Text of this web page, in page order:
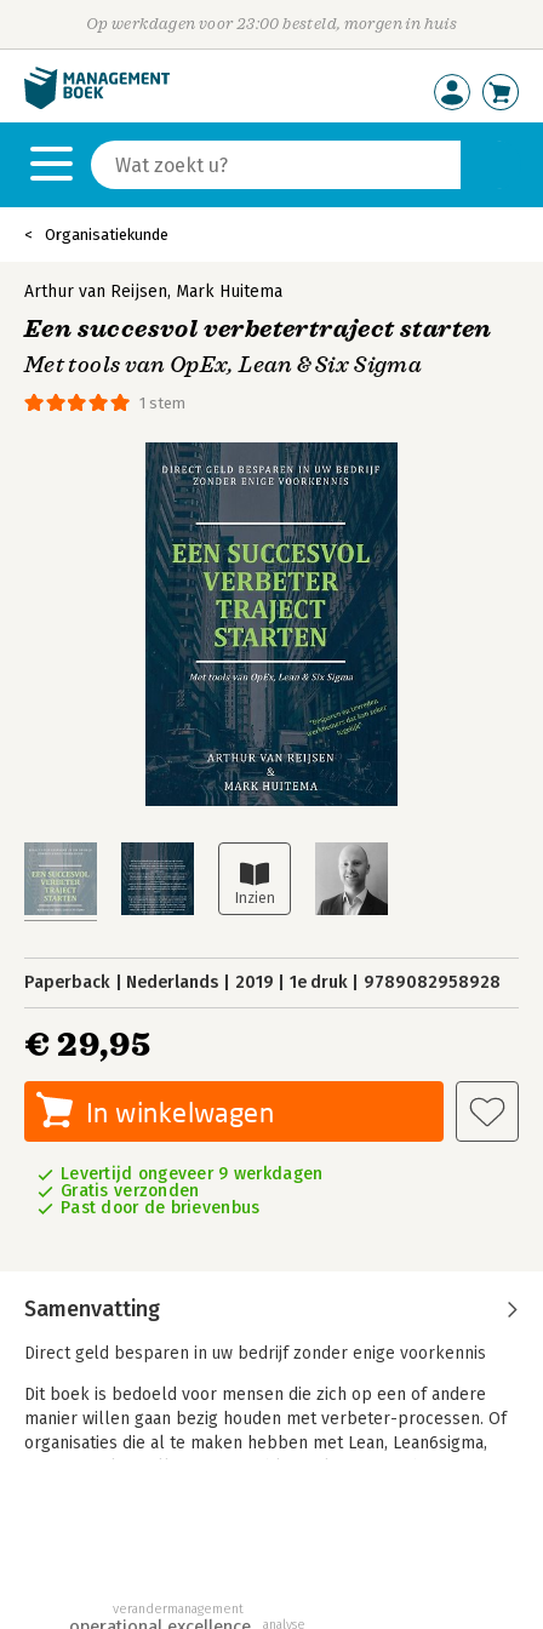
Op werkdagen voor 23:00 besteld, morgen in huis
Organisatiekunde
1 stem
Arthur van Reijsen, Mark Huitema
Een succesvol verbetertraject starten
Met tools van OpEx, Lean & Six Sigma
Paperback Nederlands 2019 1e druk 9789082958928
€ 29,95
In winkelwagen
Levertijd ongeveer 9 werkdagen
Gratis verzonden
Past door de brievenbus
Samenvatting
Direct geld besparen in uw bedrijf zonder enige voorkennis
Dit boek is bedoeld voor mensen die zich op een of andere
manier willen gaan bezig houden met verbeter-processen. Of
organisaties die al te maken hebben met Lean, Lean6sigma,
behalen binnen een organisatie.
verandermanagement
analyse